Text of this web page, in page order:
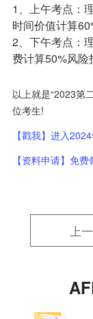
1、上午考点：
时间价值计算
2、下午考点：
费计算50%风险
以上就是“2023第
位考生!
【戳我】进入
【资料申请】免
上